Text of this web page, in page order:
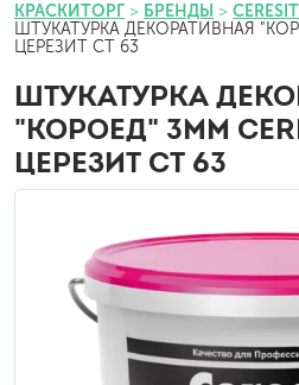
КРАСКИТОРГ БРЕНДЫ
ШТУКАТУРКА ДЕКОРАТИВНАЯ
ЦЕРЕЗИТ СТ 63
ШТУКАТУРКА
"КОРОЕД" 3ММ
ЦЕРЕЗИТ СТ 63